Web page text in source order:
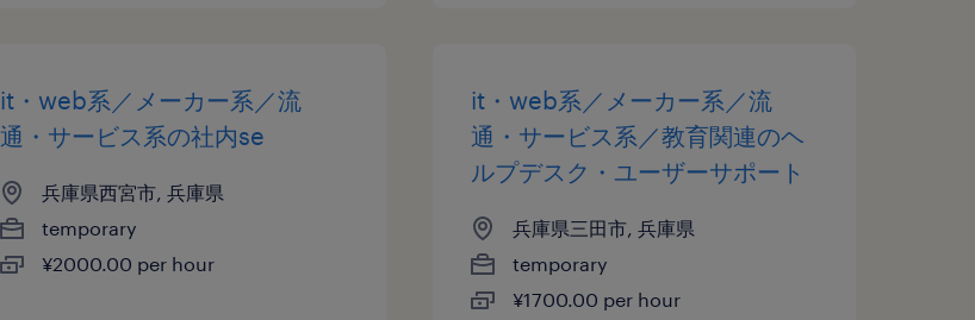
it・web系／メーカー系／流
通・サービス系の社内se
兵庫県西宮市, 兵庫県
temporary
¥2000.00 per hour
it・web系／メーカー系／流
通・サービス系／教育関連のヘ
ルプデスク・ユーザーサポート
兵庫県三田市, 兵庫県
temporary
¥1700.00 per hour